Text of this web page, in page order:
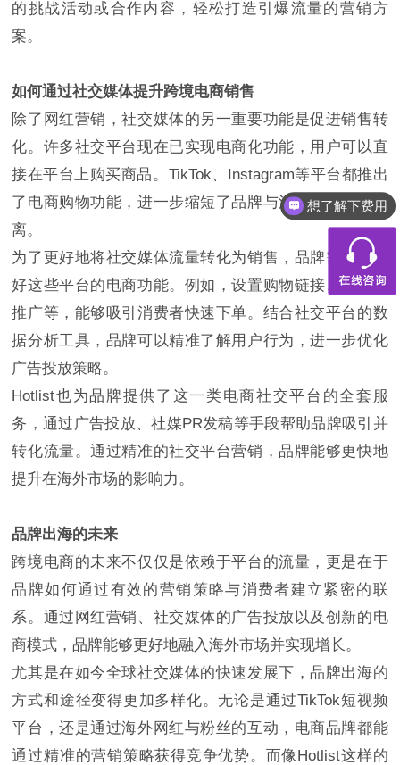
的挑战活动或合作内容，轻松打造引爆流量的营销方
案。
如何通过社交媒体提升跨境电商销售
除了网红营销，社交媒体的另一重要功能是促进销售转
化。许多社交平台现在已实现电商化功能，用户可以直
接在平台上购买商品。TikTok、Instagram等平台都推出
了电商购物功能，进一步缩短了品牌与消费者之间的距
离。
为了更好地将社交媒体流量转化为销售，品牌需要利用
好这些平台的电商功能。例如，设置购物链接、优惠券
推广等，能够吸引消费者快速下单。结合社交平台的数
据分析工具，品牌可以精准了解用户行为，进一步优化
广告投放策略。
Hotlist也为品牌提供了这一类电商社交平台的全套服
务，通过广告投放、社媒PR发稿等手段帮助品牌吸引并
转化流量。通过精准的社交平台营销，品牌能够更快地
提升在海外市场的影响力。
品牌出海的未来
跨境电商的未来不仅仅是依赖于平台的流量，更是在于
品牌如何通过有效的营销策略与消费者建立紧密的联
系。通过网红营销、社交媒体的广告投放以及创新的电
商模式，品牌能够更好地融入海外市场并实现增长。
尤其是在如今全球社交媒体的快速发展下，品牌出海的
方式和途径变得更加多样化。无论是通过TikTok短视频
平台，还是通过海外网红与粉丝的互动，电商品牌都能
通过精准的营销策略获得竞争优势。而像Hotlist这样的
想了解下费用
都有什么服务